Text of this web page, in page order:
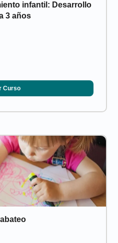
infantil: Desarrollo
3 años
Curso